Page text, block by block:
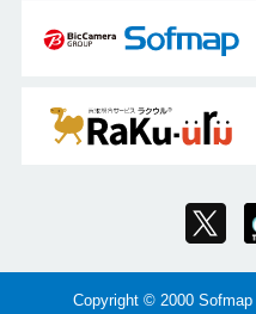
Copyright © 2000 Sofmap